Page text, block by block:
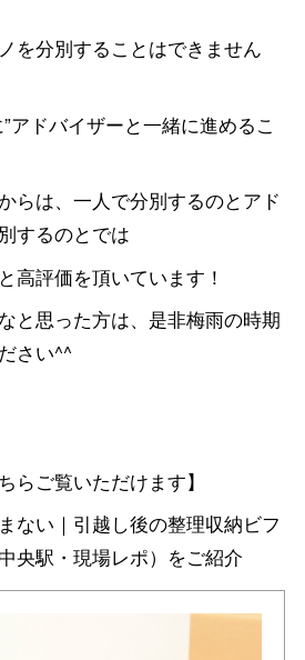
を分別することはできません
アドバイザーと一緒に進めるこ
らは、一人で分別するのとアド
するのとでは
高評価を頂いています！
と思った方は、是非梅雨の時期
さい^^
らご覧いただけます】
ない｜引越し後の整理収納ビフ
央駅・現場レポ）をご紹介